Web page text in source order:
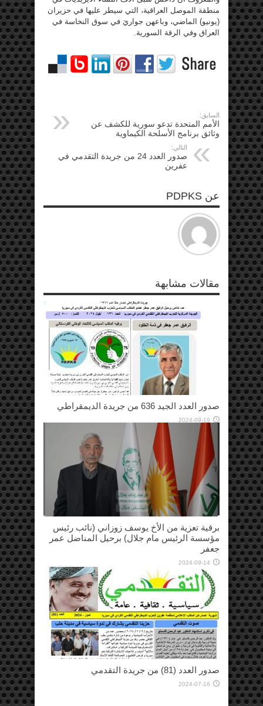
منطقة الموصل العراقية، التي سيطر عليها في حزيران
(يونيو) الماضي، وباعهن جواريَ في سوق النخاسة في
العراق وفي الرقة السورية.
السابق:
الأمم المتحدة تدعو سورية للكشف عن
وثائق برنامج الأسلحة الكيماوية
التالي:
صدور العدد 24 من جريدة التقدمي في
عفرين
عن PDPKS
مقالات مشابهة
صدور العدد الجيد 636 من جريدة الديمقراطي
2024-09-19
برقية تعزية من الأخ يوسف زوزاني (نائب رئيس
مؤسسة الرئيس مام جلال) برحيل المناضل عمر
جعفر
2024-09-14
صدور العدد (81) من جريدة التقدمي
2024-07-16